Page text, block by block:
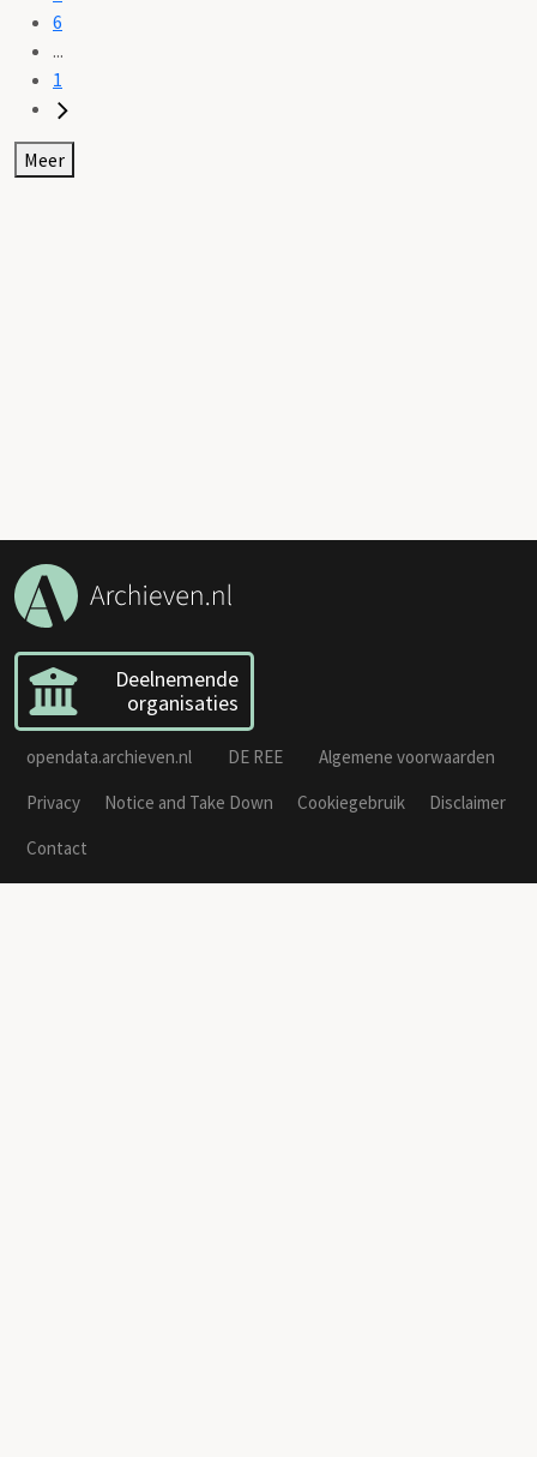
6
...
1
Meer
Deelnemende
organisaties
opendata.archieven.nl DE REE
Algemene voorwaarden
Privacy
Notice and Take Down Cookiegebruik
Disclaimer
Contact